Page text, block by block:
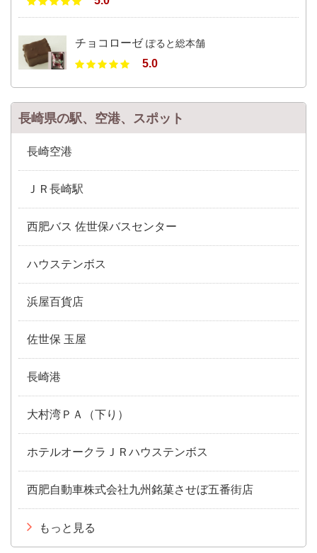
チョコローゼぽると総本舗
5.0
長崎県の駅、空港、スポット
長崎空港
ＪＲ長崎駅
西肥バス 佐世保バスセンター
ハウステンボス
浜屋百貨店
佐世保 玉屋
長崎港
大村湾ＰＡ（下り）
ホテルオークラＪＲハウステンボス
西肥自動車株式会社九州銘菓させぼ五番街店
もっと見る